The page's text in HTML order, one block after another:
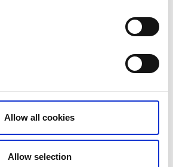
Allow all cookies
Allow selection
502 60 62 08
(Kungslena
führt ein Wanderweg
und zu einem Grillplatz mit